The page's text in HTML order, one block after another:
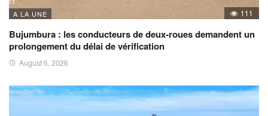
A LA UNE 111
Bujumbura : les conducteurs de deux-roues demandent un
prolongement du délai de vérification
August 6, 2026